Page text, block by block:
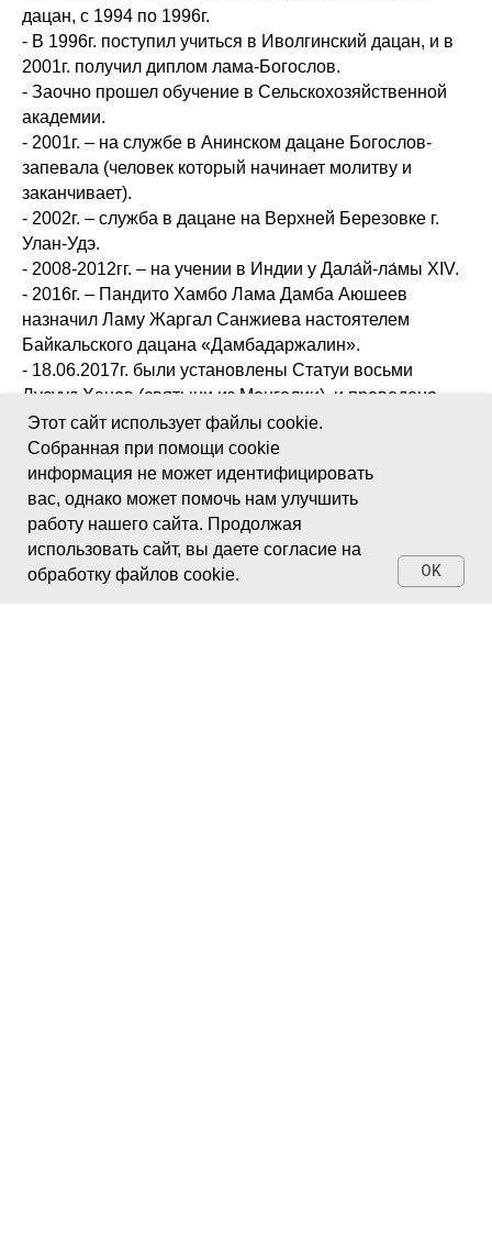
дацан, с 1994 по 1996г.
- В 1996г. поступил учиться в Иволгинский дацан, и в
2001г. получил диплом лама-Богослов.
- Заочно прошел обучение в Сельскохозяйственной
академии.
- 2001г. – на службе в Анинском дацане Богослов-
запевала (человек который начинает молитву и
заканчивает).
- 2002г. – служба в дацане на Верхней Березовке г.
Улан-Удэ.
- 2008-2012гг. – на учении в Индии у Дала́й-ла́мы XIV.
- 2016г. – Пандито Хамбо Лама Дамба Аюшеев
назначил Ламу Жаргал Санжиева настоятелем
Байкальского дацана «Дамбадаржалин».
- 18.06.2017г. были установлены Статуи восьми
Лусууд Ханов (святыни из Монголии), и проведено
открытие этих святынь.
- 22.07.2017г. – открытие самого Байкальского дацана.
В настоящее время Лама Жаргал Санжиев –
Ширээтэ* Лама Байкальского дацана
«Дамбадаржалин» (линии Гелуг).
Этот сайт использует файлы cookie.
Собранная при помощи cookie
информация не может идентифицировать
вас, однако может помочь нам улучшить
работу нашего сайта. Продолжая
использовать сайт, вы даете согласие на
обработку файлов cookie.
OK